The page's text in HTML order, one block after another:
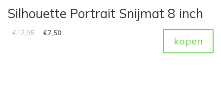
Silhouette Portrait Snijmat 8 inch
€12,95 €7,50
kopen